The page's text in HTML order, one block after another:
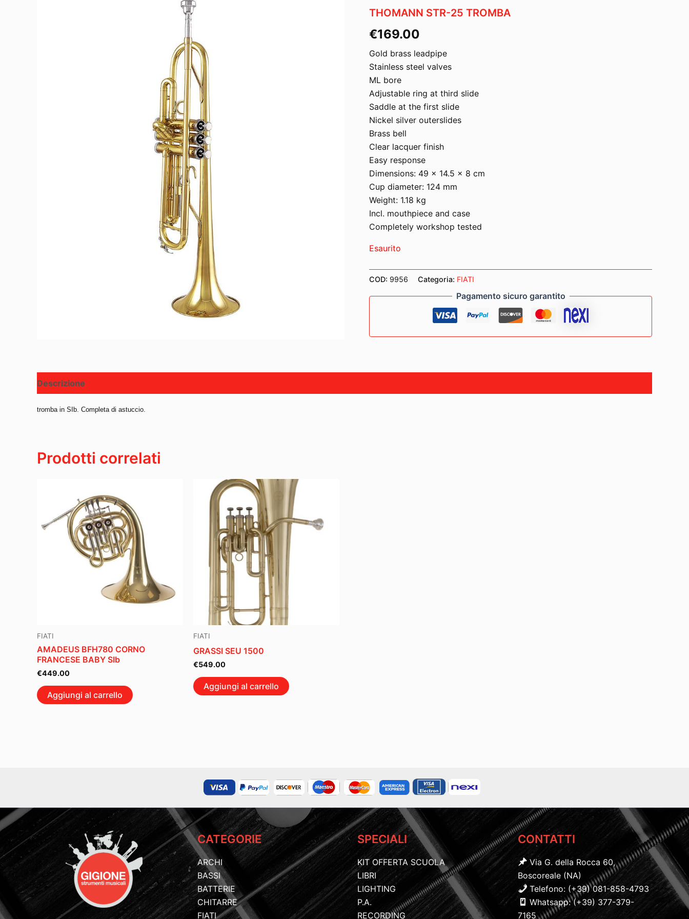
THOMANN STR-25 TROMBA
€169.00
Gold brass leadpipe
Stainless steel valves
ML bore
Adjustable ring at third slide
Saddle at the first slide
Nickel silver outerslides
Brass bell
Clear lacquer finish
Easy response
Dimensions: 49 x 14.5 x 8 cm
Cup diameter: 124 mm
Weight: 1.18 kg
Incl. mouthpiece and case
Completely workshop tested
Esaurito
COD: 9956 Categoria: FIATI
Pagamento sicuro garantito
Descrizione
tromba in SIb. Completa di astuccio.
Prodotti correlati
FIATI
AMADEUS BFH780 CORNO
FRANCESE BABY SIb
€449.00
Aggiungi al carrello
FIATI
GRASSI SEU 1500
€549.00
Aggiungi al carrello
CATEGORIE
ARCHI
BASSI
BATTERIE
CHITARRE
FIATI
SPECIALI
KIT OFFERTA SCUOLA
LIBRI
LIGHTING
P.A.
RECORDING
CONTATTI
Via G. della Rocca 60,
Boscoreale (NA)
Telefono: (+39) 081-858-4793
Whatsapp: (+39) 377-379-
7165